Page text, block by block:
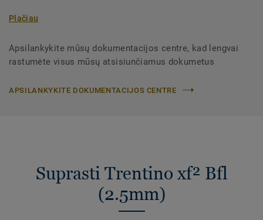
Plačiau
Apsilankykite mūsų dokumentacijos centre, kad lengvai
rastumėte visus mūsų atsisiunčiamus dokumetus
APSILANKYKITE DOKUMENTACIJOS CENTRE
Suprasti Trentino xf² Bfl
(2.5mm)